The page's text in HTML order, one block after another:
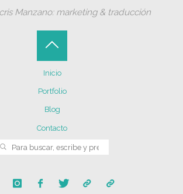
Manzano: marketing & traducción
Inicio
Portfolio
Blog
Contacto
BUSCAR
Volver
arriba